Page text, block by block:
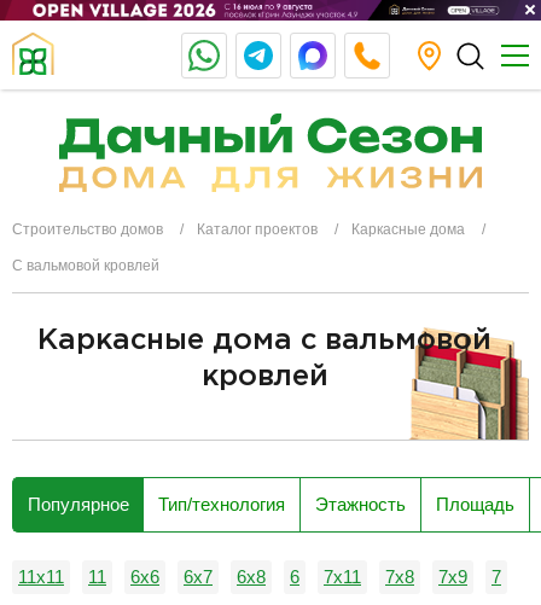
Строительство домов Каталог проектов Каркасные дома
С вальмовой кровлей
Каркасные дома с вальмовой
кровлей
Популярное Тип/технология Этажность Площадь
11х11 11 6x6 6x7 6х8 6 7x11 7х8 7х9 7